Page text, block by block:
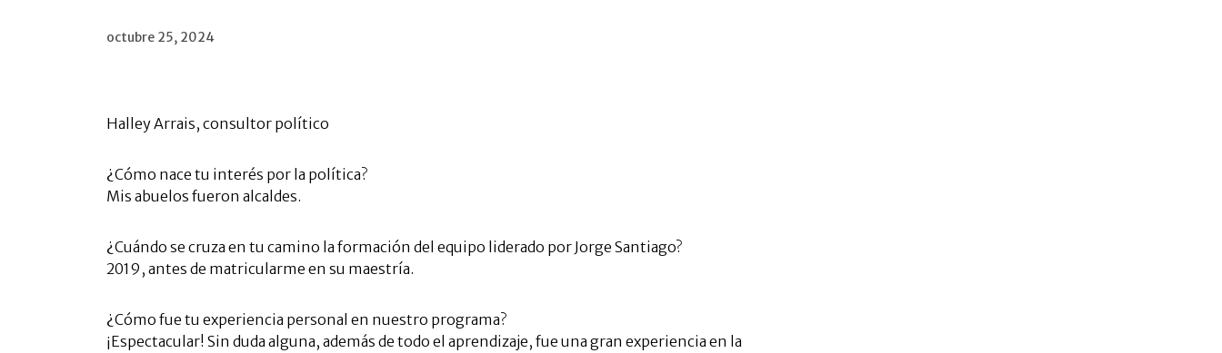
octubre 25, 2024
Halley Arrais, consultor político
¿Cómo nace tu interés por la política?
Mis abuelos fueron alcaldes.
¿Cuándo se cruza en tu camino la formación del equipo liderado por Jorge Santiago?
2019, antes de matricularme en su maestría.
¿Cómo fue tu experiencia personal en nuestro programa?
¡Espectacular! Sin duda alguna, además de todo el aprendizaje, fue una gran experiencia en la